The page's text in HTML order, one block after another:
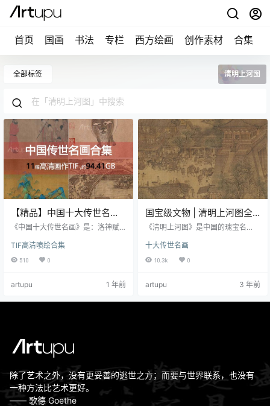
首页 国画 书法 专栏 西方绘画 创作素材 合集
全部标签 清明上河图
【精品】中国十大传世名画
合集（TIF高清版）
《中国十大传世名画》是：洛神赋
春山居图、汉宫春晓图、百骏图、
步辇图、唐宫仕女图、五牛图、韩
明的巨著，是流动的历史、无声的
艺术气质；用色彩记录了中华绵延
TIF高清喷绘合集
510 0
artupu 1 年前
国宝级文物 | 清明上河图全
图 1:1电子版（ 1.85GB ）
《清明上河图》是中国的瑰宝名
传播不太方便，局部截图的看的又
不过瘾，一些不是添加了水印就是
子版，没有任何水印，和原版的一
很多要用到古画的公司都会派请专
十大传世名画
10.3k 0
artupu 3 年前
除了艺术之外，没有更妥善的逃世之方；而要与世界联系，也没有
一种方法比艺术更好。
—— 歌德 Goethe